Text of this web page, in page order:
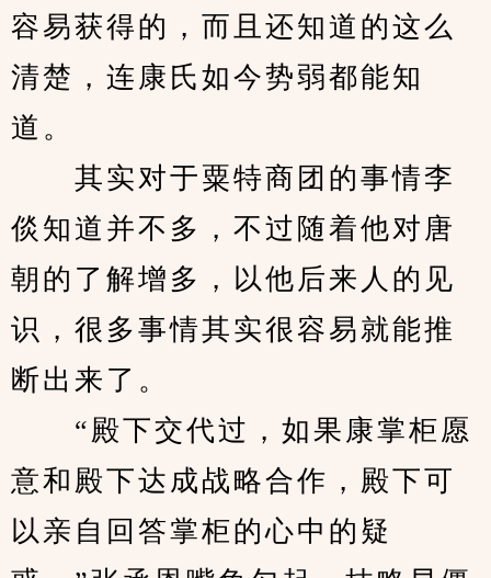
容易获得的，而且还知道的这么
清楚，连康氏如今势弱都能知
道。
其实对于粟特商团的事情李
倓知道并不多，不过随着他对唐
朝的了解增多，以他后来人的见
识，很多事情其实很容易就能推
断出来了。
“殿下交代过，如果康掌柜愿
意和殿下达成战略合作，殿下可
以亲自回答掌柜的心中的疑